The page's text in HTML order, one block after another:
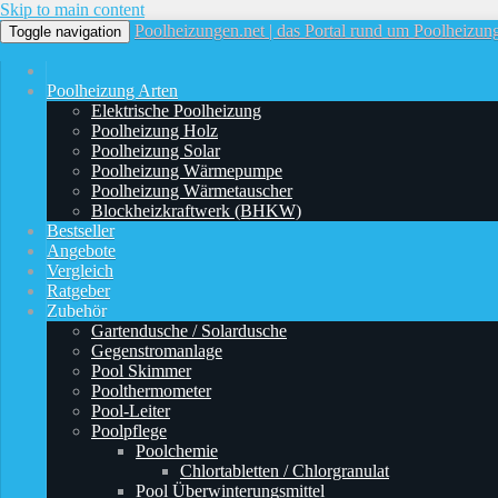
Skip to main content
Toggle navigation Poolheizungen.net | das Portal rund um
Poolheizung Arten
Elektrische Poolheizung
Poolheizung Holz
Poolheizung Solar
Poolheizung Wärmepumpe
Poolheizung Wärmetauscher
Blockheizkraftwerk (BHKW)
Bestseller
Angebote
Vergleich
Ratgeber
Zubehör
Gartendusche / Solardusche
Gegenstromanlage
Pool Skimmer
Poolthermometer
Pool-Leiter
Poolpflege
Poolchemie
Chlortabletten / Chlorgranulat
Pool Überwinterungsmittel